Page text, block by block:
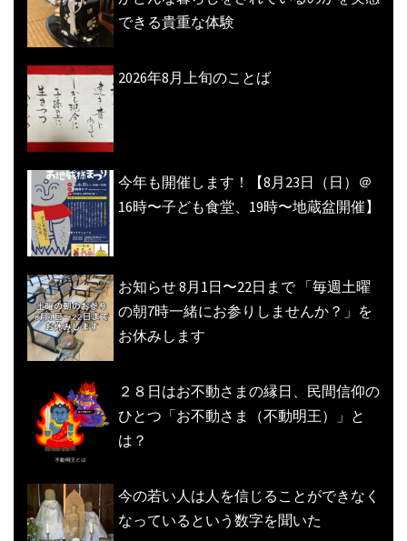
できる貴重な体験
2026年8月上旬のことば
今年も開催します！【8月23日（日）＠
16時〜子ども食堂、19時〜地蔵盆開催】
お知らせ 8月1日〜22日まで 「毎週土曜
の朝7時一緒にお参りしませんか？」を
お休みします
２８日はお不動さまの縁日、民間信仰の
ひとつ「お不動さま（不動明王）」と
は？
今の若い人は人を信じることができなく
なっているという数字を聞いた